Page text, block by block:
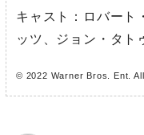
キャスト：ロバート
ッツ、ジョン・タト
© 2022 Warner Bros. Ent.